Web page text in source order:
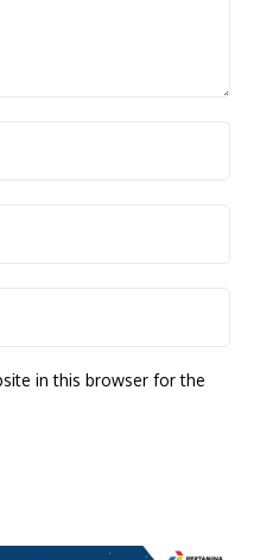
in this browser for the